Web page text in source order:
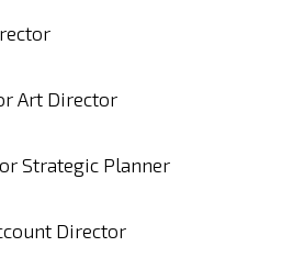
Art Director
Strategic Planner
Director